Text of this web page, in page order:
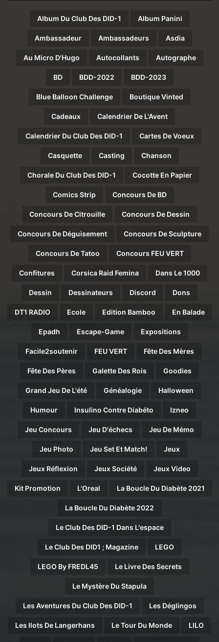
Album Du Club Des DID-1 Album Panini
Ambassadeur Ambassadeurs Asdia
Au Micro D'Hugo Autocollants Autographe
BD BDD-2022 BDD-2023
Blue Balloon Challenge Boutique Vinted
Cadeaux Calendrier De L'Avent
Calendrier Du Club Des DID-1 Cartes De Voeux
Casquette Casting Chanson
Chorale Du Club Des DID-1 Cocotte En Papier
Comics Strip Concours De BD
Concours De Citrouille Concours De Dessin
Concours De Déguisement Concours De Sculpture
Concours De Tatoo Concours FEU VERT
Confitures Corsica Raid Femina Dans Le 1000
Dessin Dessinateurs Discord Dons
DT1 RADIO Ecole Edition Bamboo En Balade
Epadh Escape-Game Expositions
Facile2soutenir FEU VERT Fête Des Mères
Fête Des Pères Galette Des Rois Goodies
Grand Jeu De L'été Généalogie Halloween
Humour Insulino Contre Diabéto Izneo
Jeu Concours Jeu D'échecs Jeu De Mémo
Jeu Photo Jeu Set Et Match! Jeux
Jeux Réflexion Jeux Société Jeux Video
Kit Promotion L'Oreal La Boucle Du Diabète 2021
La Boucle Du Diabète 2022
Le Club Des DID-1 Dans L'espace
Le Club Des DID1 ; Magazine LEGO
LEGO By FREDL45 Le Livre Des Secrets
Le Mystère Du Stapula
Les Aventures Du Club Des DID-1 Les Déglingos
Les Ilots De Langerhans Le Tour Du Monde LILO